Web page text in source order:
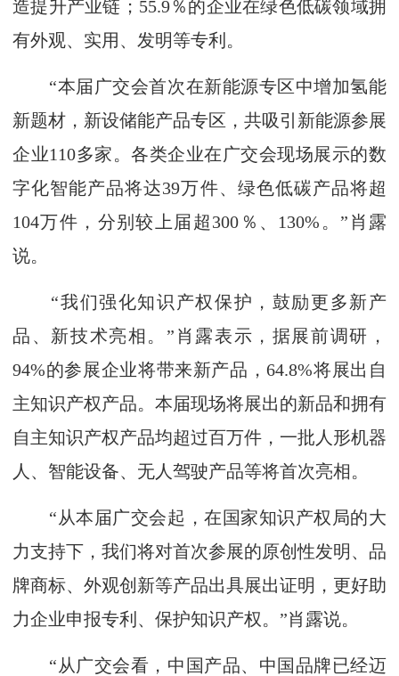
造提升产业链；55.9％的企业在绿色低碳领域拥
有外观、实用、发明等专利。
“本届广交会首次在新能源专区中增加氢能
新题材，新设储能产品专区，共吸引新能源参展
企业110多家。各类企业在广交会现场展示的数
字化智能产品将达39万件、绿色低碳产品将超
104万件，分别较上届超300％、130%。”肖露
说。
“我们强化知识产权保护，鼓励更多新产
品、新技术亮相。”肖露表示，据展前调研，
94%的参展企业将带来新产品，64.8%将展出自
主知识产权产品。本届现场将展出的新品和拥有
自主知识产权产品均超过百万件，一批人形机器
人、智能设备、无人驾驶产品等将首次亮相。
“从本届广交会起，在国家知识产权局的大
力支持下，我们将对首次参展的原创性发明、品
牌商标、外观创新等产品出具展出证明，更好助
力企业申报专利、保护知识产权。”肖露说。
“从广交会看，中国产品、中国品牌已经迈